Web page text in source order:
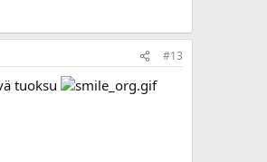
#13
tuoksu